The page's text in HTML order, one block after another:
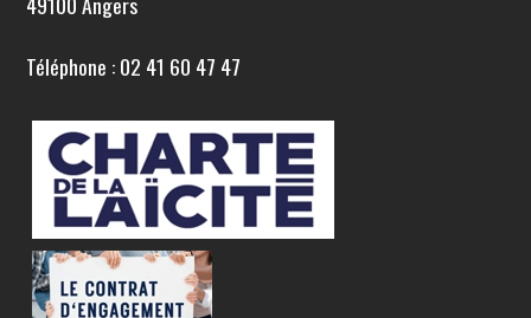
Téléphone : 02 41 60 47 47